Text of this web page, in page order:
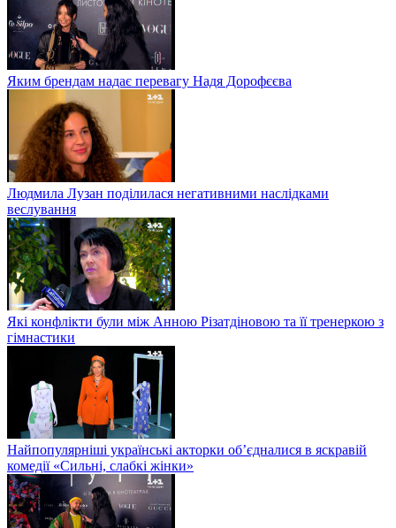
Яким брендам надає перевагу Надя Дорофєєва
Людмила Лузан поділилася негативними наслідками
веслування
Які конфлікти були між Анною Різатдіновою та її тренеркою з
гімнастики
Найпопулярніші українські акторки об’єдналися в яскравій
комедії «Сильні, слабкі жінки»